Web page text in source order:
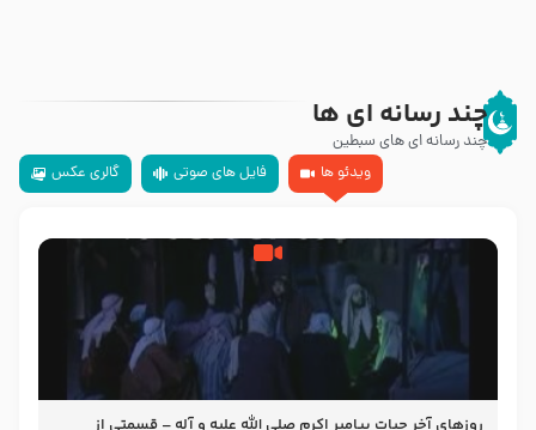
چند رسانه ای ها
چند رسانه ای های سبطین
ویدئو ها
فایل های صوتی گالری عکس
روزهای آخر حیات پیامبر اکرم صلی الله علیه و آله – قسمتی از